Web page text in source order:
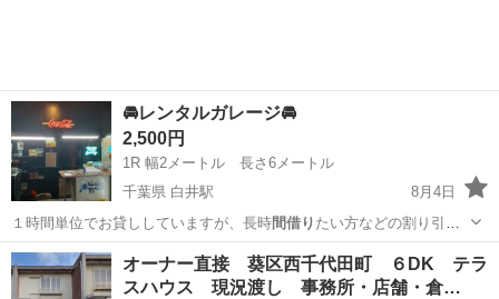
🚘️レンタルガレージ🚘️
2,500円
1R 幅2メートル 長さ6メートル
千葉県 白井駅
8月4日
１時間単位でお貸ししていますが、長時間借り たい方などの割り引き
もやっておりますの…
千葉 白井市 白井駅 その他 ガレージ
オーナー直接 葵区西千代田町 ６DK テラ
スハウス 現況渡し 事務所・店舗・倉…